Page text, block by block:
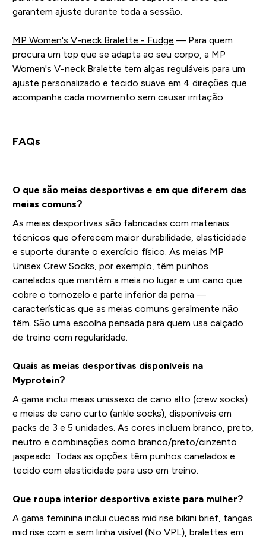
garantem ajuste durante toda a sessão.
MP Women's V-neck Bralette - Fudge — Para quem
procura um top que se adapta ao seu corpo, a MP
Women's V-neck Bralette tem alças reguláveis para um
ajuste personalizado e tecido suave em 4 direções que
acompanha cada movimento sem causar irritação.
FAQs
O que são meias desportivas e em que diferem das
meias comuns?
As meias desportivas são fabricadas com materiais
técnicos que oferecem maior durabilidade, elasticidade
e suporte durante o exercício físico. As meias MP
Unisex Crew Socks, por exemplo, têm punhos
canelados que mantêm a meia no lugar e um cano que
cobre o tornozelo e parte inferior da perna —
características que as meias comuns geralmente não
têm. São uma escolha pensada para quem usa calçado
de treino com regularidade.
Quais as meias desportivas disponíveis na
Myprotein?
A gama inclui meias unissexo de cano alto (crew socks)
e meias de cano curto (ankle socks), disponíveis em
packs de 3 e 5 unidades. As cores incluem branco, preto,
neutro e combinações como branco/preto/cinzento
jaspeado. Todas as opções têm punhos canelados e
tecido com elasticidade para uso em treino.
Que roupa interior desportiva existe para mulher?
A gama feminina inclui cuecas mid rise bikini brief, tangas
mid rise com e sem linha visível (No VPL), bralettes em